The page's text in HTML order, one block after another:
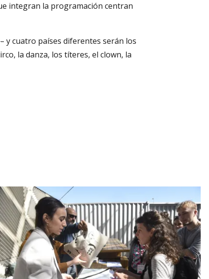
integran la programación centran
y cuatro países diferentes serán los
la danza, los títeres, el clown, la